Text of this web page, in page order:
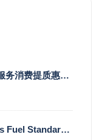
九部门联合发力 2026年服务消费提质惠民行动启幕
New Industry Standards Fuel Standardised and Scaled Growth of China’s Embodied Intelligence Sector